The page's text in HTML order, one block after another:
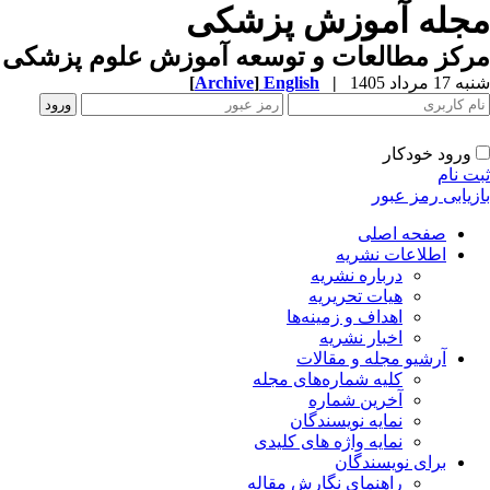
مجله آموزش پزشکی
مرکز مطالعات و توسعه آموزش علوم پزشکی
شنبه 17 مرداد 1405 |
English
[Archive]
ورود خودکار
ثبت نام
بازیابی رمز عبور
صفحه اصلی
اطلاعات نشریه
درباره نشریه
هیات تحریریه
اهداف و زمینه‌ها
اخبار نشریه
آرشیو مجله و مقالات
کلیه شماره‌های مجله
آخرین شماره
نمایه نویسندگان
نمایه واژه های کلیدی
برای نویسندگان
راهنمای نگارش مقاله